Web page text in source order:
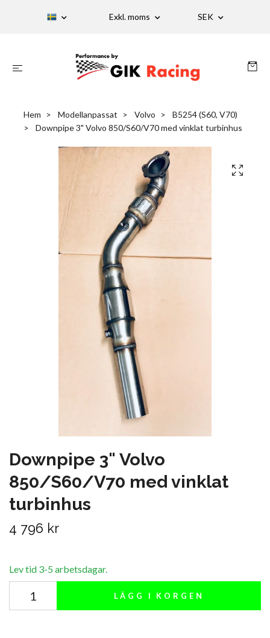
Exkl. moms SEK
Hem Modellanpassat Volvo
B5254 (S60, V70)
Downpipe 3" Volvo 850/S60/V70 med vinklat turbinhus
Downpipe 3" Volvo
850/S60/V70 med vinklat
turbinhus
4 796 kr
Lev tid 3-5 arbetsdagar.
LÄGG I KORGEN